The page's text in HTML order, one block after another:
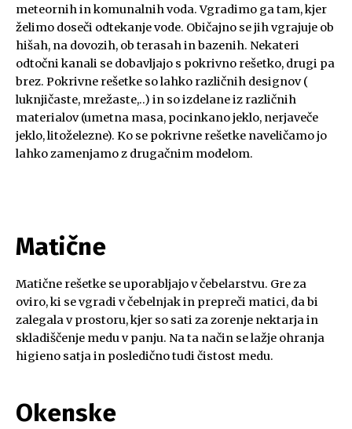
meteornih in komunalnih voda. Vgradimo ga tam, kjer
želimo doseči odtekanje vode. Običajno se jih vgrajuje ob
hišah, na dovozih, ob terasah in bazenih. Nekateri
odtočni kanali se dobavljajo s pokrivno rešetko, drugi pa
brez. Pokrivne rešetke so lahko različnih designov (
luknjičaste, mrežaste,..) in so izdelane iz različnih
materialov (umetna masa, pocinkano jeklo, nerjaveče
jeklo, litoželezne). Ko se pokrivne rešetke naveličamo jo
lahko zamenjamo z drugačnim modelom.
Matične
Matične rešetke se uporabljajo v čebelarstvu. Gre za
oviro, ki se vgradi v čebelnjak in prepreči matici, da bi
zalegala v prostoru, kjer so sati za zorenje nektarja in
skladiščenje medu v panju. Na ta način se lažje ohranja
higieno satja in posledično tudi čistost medu.
Okenske